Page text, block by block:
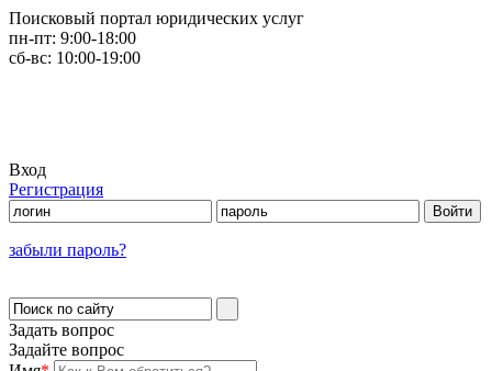
Поисковый портал юридических услуг
пн-пт: 9:00-18:00
сб-вс: 10:00-19:00
Вход
Регистрация
забыли пароль?
Задать вопрос
Задайте вопрос